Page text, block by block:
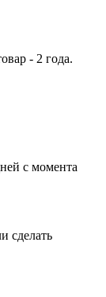
- 2 года.
с момента
сделать